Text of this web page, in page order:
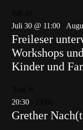
Juli 30 @ 11:00
Freileser
Workshops
Kinder und
20:30
Grether